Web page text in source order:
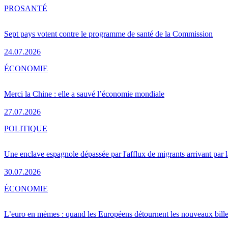
Sept pays votent contre le programme de santé de la Commission
24.07.2026
PROSANTÉ
Merci la Chine : elle a sauvé l’économie mondiale
27.07.2026
ÉCONOMIE
Une enclave espagnole dépassée par l'afflux de migrants arrivant par
30.07.2026
POLITIQUE
L’euro en mèmes : quand les Européens détournent les nouveaux
ÉCONOMIE